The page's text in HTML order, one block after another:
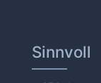
Sinnvoll